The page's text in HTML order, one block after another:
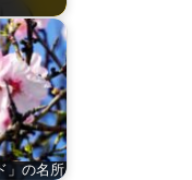
」の名所